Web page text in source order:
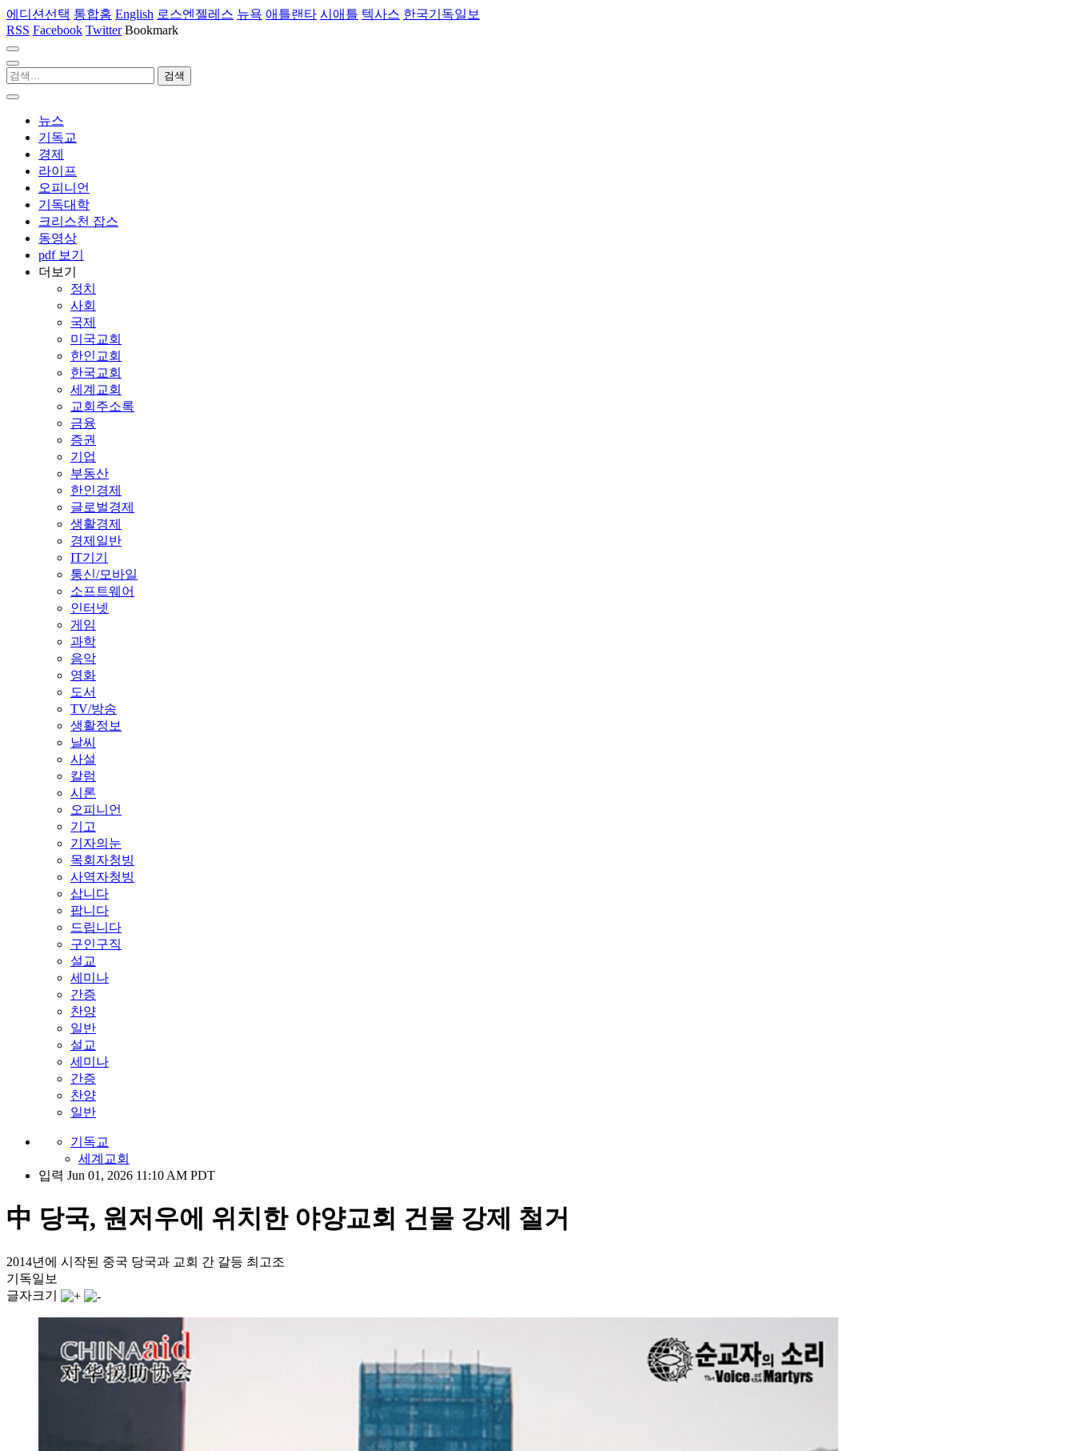
에디션선택 통합홈 English 로스엔젤레스 뉴욕 애틀랜타 시애틀 텍사스 한국기독일보
RSS Facebook Twitter Bookmark
뉴스
기독교
경제
라이프
오피니언
기독대학
크리스천 잡스
동영상
pdf 보기
더보기
정치
사회
국제
미국교회
한인교회
한국교회
세계교회
교회주소록
금융
증권
기업
부동산
한인경제
글로벌경제
생활경제
경제일반
IT기기
통신/모바일
소프트웨어
인터넷
게임
과학
음악
영화
도서
TV/방송
생활정보
날씨
사설
칼럼
시론
오피니언
기고
기자의눈
목회자청빙
사역자청빙
삽니다
팝니다
드립니다
구인구직
설교
세미나
간증
찬양
일반
설교
세미나
간증
찬양
일반
기독교
세계교회
입력 Jun 01, 2026 11:10 AM PDT
中 당국, 원저우에 위치한 야양교회 건물 강제 철거
2014년에 시작된 중국 당국과 교회 간 갈등 최고조
기독일보
글자크기